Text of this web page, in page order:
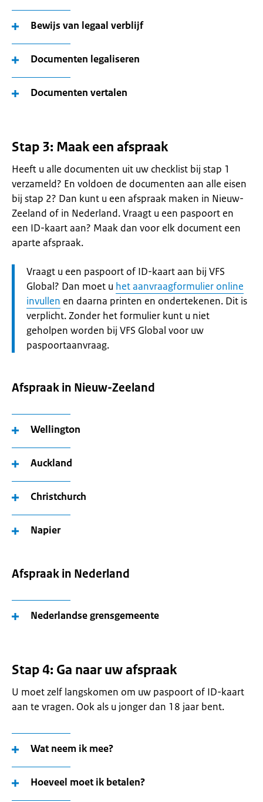
Bewijs van legaal verblijf
Documenten legaliseren
Documenten vertalen
Stap 3: Maak een afspraak
Heeft u alle documenten uit uw checklist bij stap 1
verzameld? En voldoen de documenten aan alle eisen
bij stap 2? Dan kunt u een afspraak maken in Nieuw-
Zeeland of in Nederland. Vraagt u een paspoort en
een ID-kaart aan? Maak dan voor elk document een
aparte afspraak.
Let
op:
Vraagt u een paspoort of ID-kaart aan bij VFS
Global? Dan moet u het aanvraagformulier online
invullen en daarna printen en ondertekenen. Dit is
verplicht. Zonder het formulier kunt u niet
geholpen worden bij VFS Global voor uw
paspoortaanvraag.
Afspraak in Nieuw-Zeeland
Wellington
Auckland
Christchurch
Napier
Afspraak in Nederland
Nederlandse grensgemeente
Stap 4: Ga naar uw afspraak
U moet zelf langskomen om uw paspoort of ID-kaart
aan te vragen. Ook als u jonger dan 18 jaar bent.
Wat neem ik mee?
Hoeveel moet ik betalen?